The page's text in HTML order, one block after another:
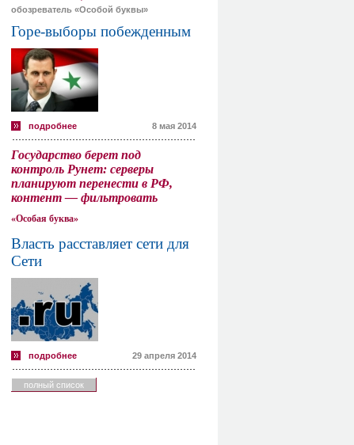
обозреватель «Особой буквы»
Горе-выборы побежденным
подробнее 8 мая 2014
Государство берет под
контроль Рунет: серверы
планируют перенести в РФ,
контент — фильтровать
«Особая буква»
Власть расставляет сети для
Сети
подробнее 29 апреля 2014
полный список